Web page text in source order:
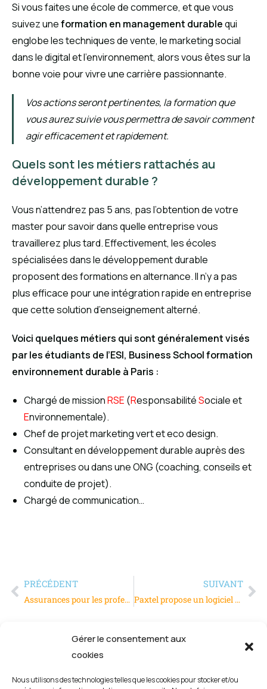
Gérer le consentement aux
cookies
Nous utilisons des technologies telles que les cookies pour stocker et/ou
Si vous faites une école de commerce, et que vous
suivez uneformation en management durablequi
englobe les techniques de vente, le marketing social
dans le digital et l’environnement, alors vous êtes sur la
bonne voie pour vivre une carrière passionnante.
Vos actions seront pertinentes, la formation que
vous aurez suivie vous permettra de savoir comment
agir efficacement et rapidement.
Quels sont les métiers rattachés au
développement durable ?
Vous n’attendrez pas 5 ans, pas l’obtention de votre
master pour savoir dans quelle entreprise vous
travaillerez plus tard. Effectivement, les écoles
spécialisées dans le développement durable
proposent des formations en alternance. Il n’y a pas
plus efficace pour une intégration rapide en entreprise
que cette solution d’enseignement alterné.
Voici quelques métiers qui sont généralement visés
par les étudiants de l’ESI, Business School formation
environnement durable à Paris :
Chargé de missionRSE (ResponsabilitéSociale et
Environnementale).
Chef de projet marketing vert et eco design.
Consultant en développement durable auprès des
entreprises ou dans une ONG (coaching, conseils et
conduite de projet).
Chargé de communication…
PRÉCÉDENT
Assurances pour les professionnels : comment les choisir ?
SUIVANT
Paxtel propose un logiciel de suivi pour les associations dans le social